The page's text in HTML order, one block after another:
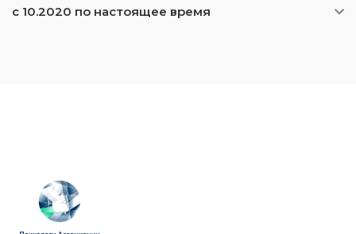
с 10.2020 по настоящее время